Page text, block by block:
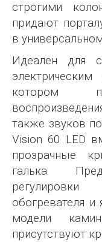
строгими
придают
в
Идеален для
котором
также звуков
Vision 60 LED
прозрачные
галька.
обогревателя
модели
присутствуют